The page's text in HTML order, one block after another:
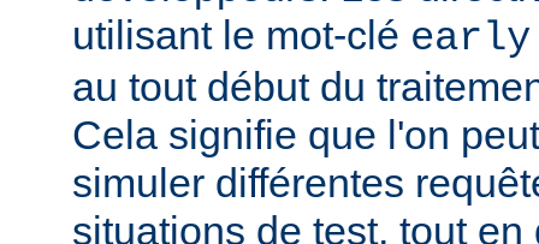
utilisant le mot-clé early
au tout début du
Cela signifie que l'on
simuler différentes
situations de test, tout